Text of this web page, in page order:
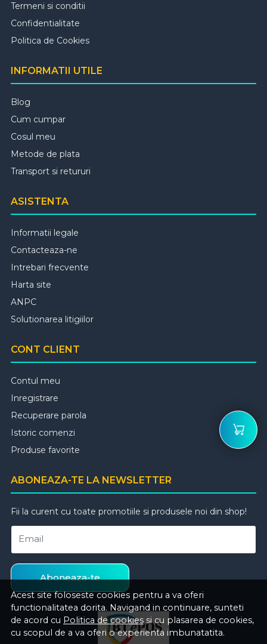
Acest site foloseste cookies pentru a va oferi
functionalitatea dorita. Navigand in continuare, sunteti
de acord cu Politica de cookies si cu plasarea de cookies,
cu scopul de a va oferi o experienta imbunatatita.
Termeni si conditii
Confidentialitate
Politica de Cookies
INFORMATII UTILE
Blog
Cum cumpar
Cosul meu
Metode de plata
Transport si retururi
ASISTENTA
Informatii legale
Contacteaza-ne
Intrebari frecvente
Harta site
ANPC
Solutionarea litigiilor
CONT CLIENT
Contul meu
Inregistrare
Recuperare parola
Istoric comenzi
Produse favorite
ABONEAZA-TE LA NEWSLETTER
Fii la curent cu toate promotiile si produsele noi din shop!
Email
Aboneaza-te